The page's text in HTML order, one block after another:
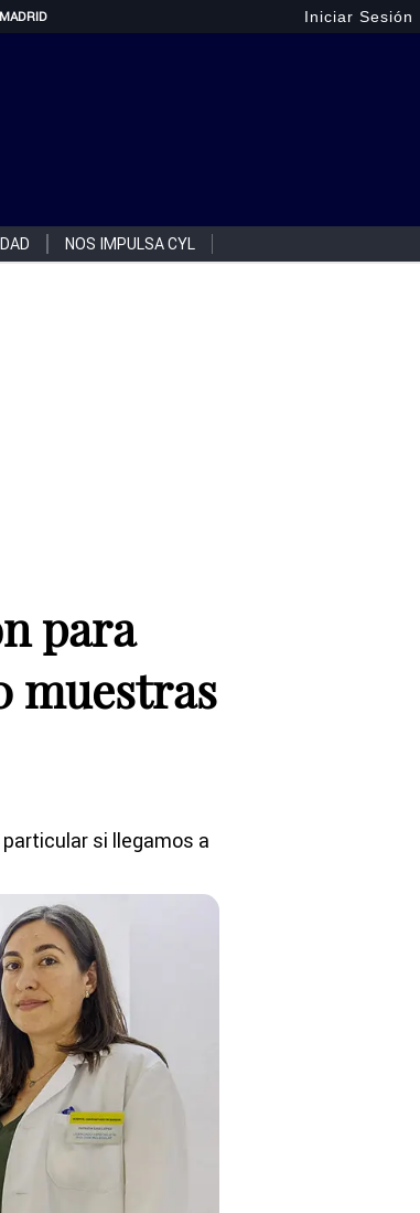
MADRID Iniciar Sesión
NOS IMPULSA CYL
para
muestras
si llegamos a